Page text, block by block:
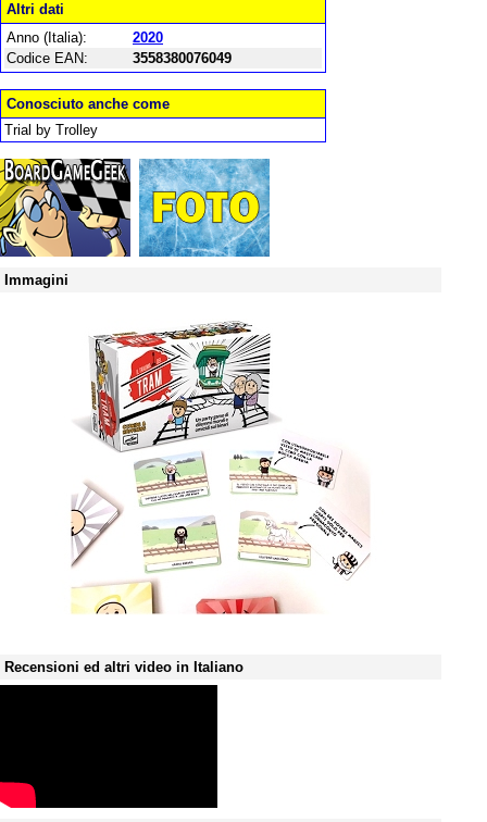
Altri dati
Anno (Italia):
2020
Codice EAN:
3558380076049
Conosciuto anche come
Trial by Trolley
Immagini
Recensioni ed altri video in Italiano